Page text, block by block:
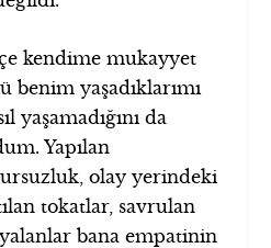
kendime mukayyet
benim yaşadıklarımı
yaşamadığını da
Yapılan
olay yerindeki
tokatlar, savrulan
bana empatinin